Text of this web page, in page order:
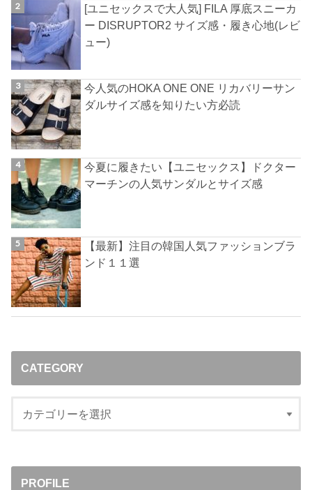
[ユニセックスで大人気] FILA 厚底スニーカ
ー DISRUPTOR2 サイズ感・履き心地(レビ
ュー)
今人気のHOKA ONE ONE リカバリーサン
ダルサイズ感を知りたい方必読
今夏に履きたい【ユニセックス】ドクター
マーチンの人気サンダルとサイズ感
【最新】注目の韓国人気ファッションブラ
ンド１１選
CATEGORY
PROFILE